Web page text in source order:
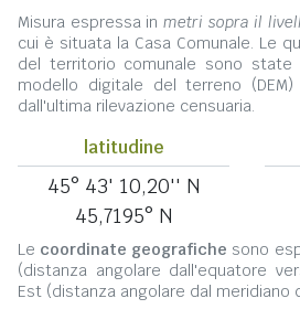
Misura espressa in metri sopra il
cui è situata la Casa Comunale. Le
del territorio comunale sono state
modello digitale del terreno
dall'ultima rilevazione censuaria.
latitudine
45° 43' 10,20'' N
45,7195° N
Le coordinate geografiche sono
(distanza angolare dall'equatore
Est (distanza angolare dal meridiano